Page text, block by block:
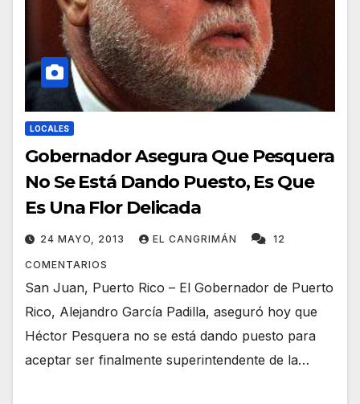
LOCALES
Gobernador Asegura Que Pesquera
No Se Está Dando Puesto, Es Que
Es Una Flor Delicada
24 MAYO, 2013 EL CANGRIMÁN 12
COMENTARIOS
San Juan, Puerto Rico – El Gobernador de Puerto
Rico, Alejandro García Padilla, aseguró hoy que
Héctor Pesquera no se está dando puesto para
aceptar ser finalmente superintendente de la…